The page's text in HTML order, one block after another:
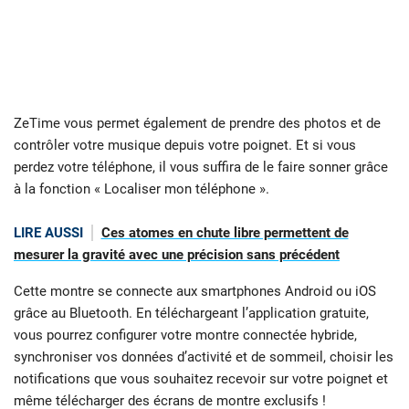
ZeTime vous permet également de prendre des photos et de
contrôler votre musique depuis votre poignet. Et si vous
perdez votre téléphone, il vous suffira de le faire sonner grâce
à la fonction « Localiser mon téléphone ».
LIRE AUSSI
Ces atomes en chute libre permettent de
mesurer la gravité avec une précision sans précédent
Cette montre se connecte aux smartphones Android ou iOS
grâce au Bluetooth. En téléchargeant l’application gratuite,
vous pourrez configurer votre montre connectée hybride,
synchroniser vos données d’activité et de sommeil, choisir les
notifications que vous souhaitez recevoir sur votre poignet et
même télécharger des écrans de montre exclusifs !